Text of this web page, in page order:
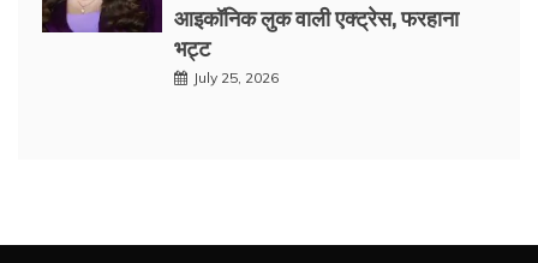
आइकॉनिक लुक वाली एक्‍ट्रेस, फरहाना
भट्ट
July 25, 2026